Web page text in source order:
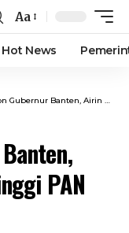
Font
Resizer
Aa
Hot News
Banten, Airin Dapat Pujian Petinggi PAN Banten
PAN